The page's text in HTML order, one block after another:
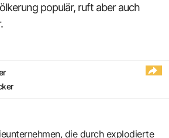
populär, ruft aber auch
die durch explodierte